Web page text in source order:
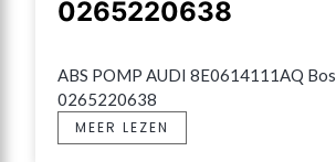
0265220638
ABS POMP AUDI 8E0614111AQ
0265220638
MEER LEZEN